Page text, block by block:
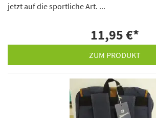
jetzt auf die sportliche Art. ...
11,95 €*
ZUM PRODUKT